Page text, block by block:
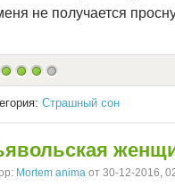
не получается
Страшный сон
Mortem anima от 30-12-2016,